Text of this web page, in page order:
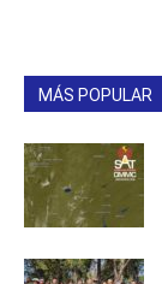
MÁS POPULAR